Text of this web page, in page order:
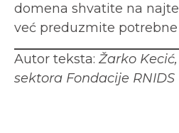
domena shvatite na
već preduzmite potrebne
Autor teksta: Žarko
sektora Fondacije RNIDS